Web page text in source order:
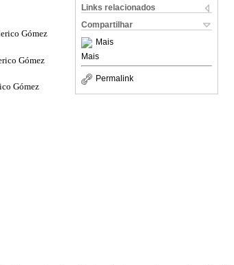
Links relacionados
Compartilhar
Mais
Mais
Permalink
Gómez
Gómez
Gómez